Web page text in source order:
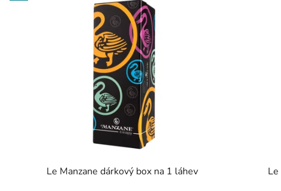
Le Manzane dárkový box na 1 láhev